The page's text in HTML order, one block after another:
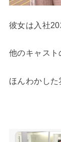
彼女は入社
他のキャスト
ほんわかした